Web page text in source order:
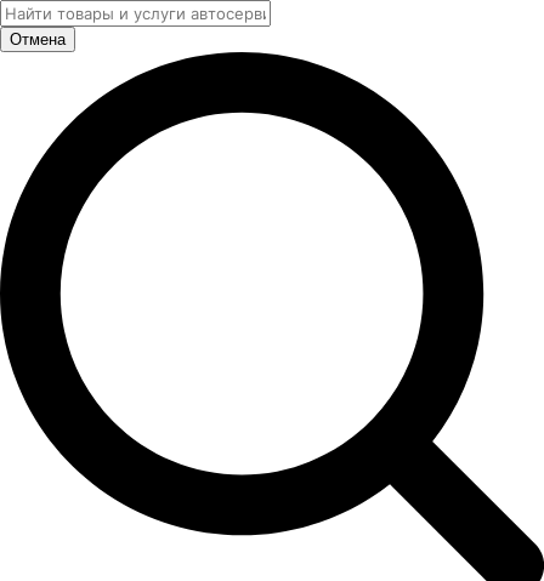
Отмена